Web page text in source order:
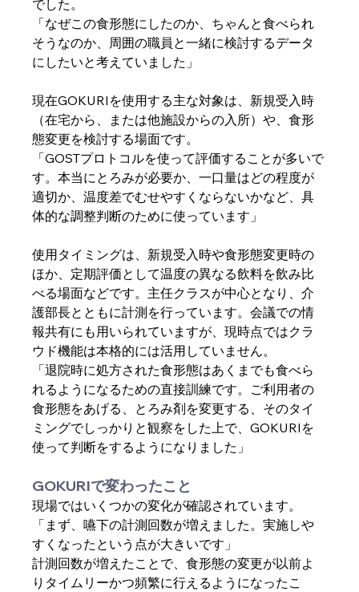
でした。
「なぜこの食形態にしたのか、ちゃんと食べられ
そうなのか、周囲の職員と一緒に検討するデータ
にしたいと考えていました」
現在GOKURIを使用する主な対象は、新規受入時
（在宅から、または他施設からの入所）や、食形
態変更を検討する場面です。
「GOSTプロトコルを使って評価することが多いで
す。本当にとろみが必要か、一口量はどの程度が
適切か、温度差でむせやすくならないかなど、具
体的な調整判断のために使っています」
使用タイミングは、新規受入時や食形態変更時の
ほか、定期評価として温度の異なる飲料を飲み比
べる場面などです。主任クラスが中心となり、介
護部長とともに計測を行っています。会議での情
報共有にも用いられていますが、現時点ではクラ
ウド機能は本格的には活用していません。
「退院時に処方された食形態はあくまでも食べら
れるようになるための直接訓練です。ご利用者の
食形態をあげる、とろみ剤を変更する、そのタイ
ミングでしっかりと観察をした上で、GOKURIを
使って判断をするようになりました」
GOKURIで変わったこと
現場ではいくつかの変化が確認されています。
「まず、嚥下の計測回数が増えました。実施しや
すくなったという点が大きいです」
計測回数が増えたことで、食形態の変更が以前よ
りタイムリーかつ頻繁に行えるようになったこ